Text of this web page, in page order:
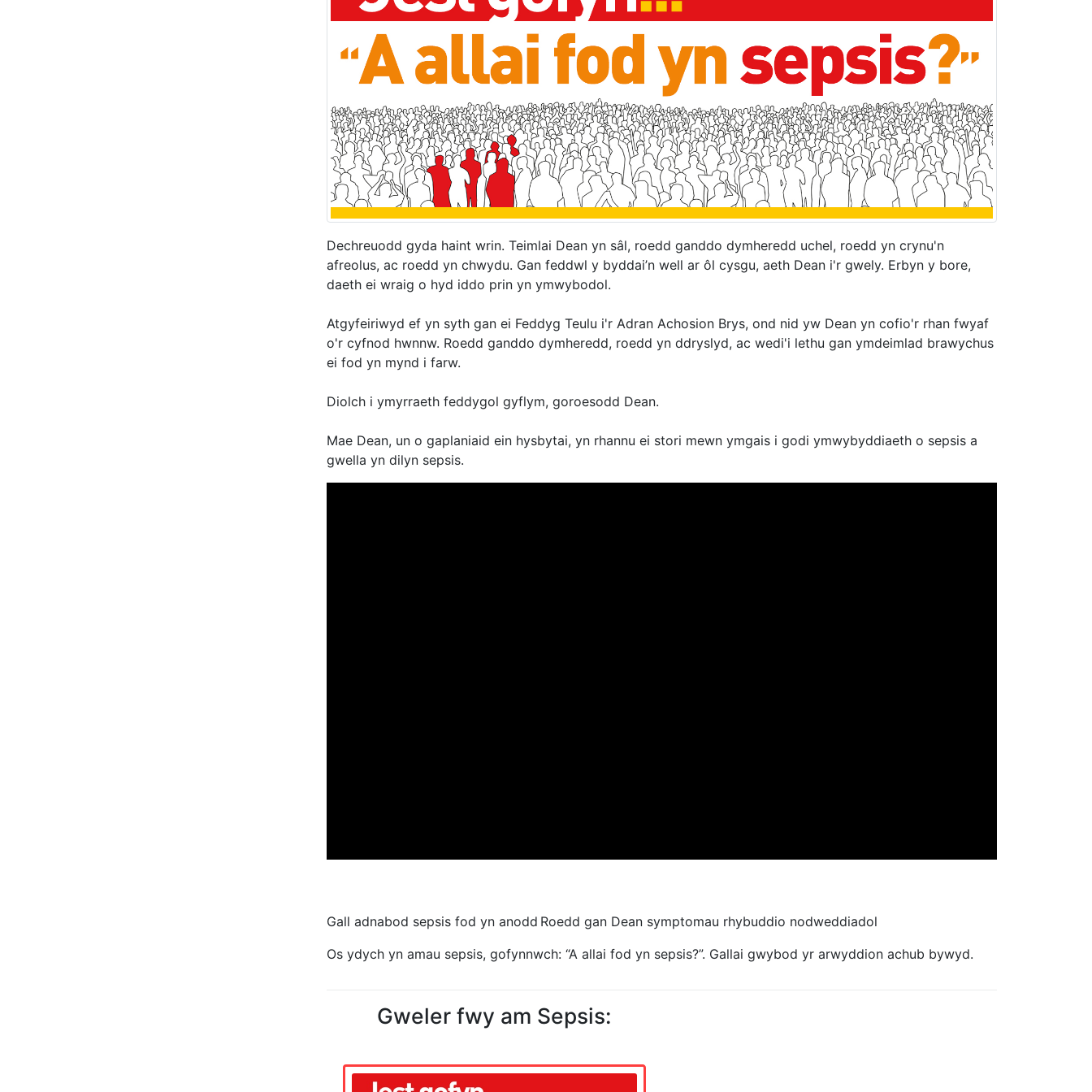
Dechreuodd gyda haint wrin. Teimlai Dean yn sâl, roedd ganddo dymheredd uchel, roedd yn crynu'n
afreolus, ac roedd yn chwydu. Gan feddwl y byddai’n well ar ôl cysgu, aeth Dean i'r gwely. Erbyn y bore,
daeth ei wraig o hyd iddo prin yn ymwybodol.
Atgyfeiriwyd ef yn syth gan ei Feddyg Teulu i'r Adran Achosion Brys, ond nid yw Dean yn cofio'r rhan fwyaf
o'r cyfnod hwnnw. Roedd ganddo dymheredd, roedd yn ddryslyd, ac wedi'i lethu gan ymdeimlad brawychus
ei fod yn mynd i farw.
Diolch i ymyrraeth feddygol gyflym, goroesodd Dean.
Mae Dean, un o gaplaniaid ein hysbytai, yn rhannu ei stori mewn ymgais i godi ymwybyddiaeth o sepsis a
gwella yn dilyn sepsis.
Gall adnabod sepsis fod yn anodd Roedd gan Dean symptomau rhybuddio nodweddiadol
Os ydych yn amau ​​sepsis, gofynnwch: “A allai fod yn sepsis?”. Gallai gwybod yr arwyddion achub bywyd.
Gweler fwy am Sepsis: